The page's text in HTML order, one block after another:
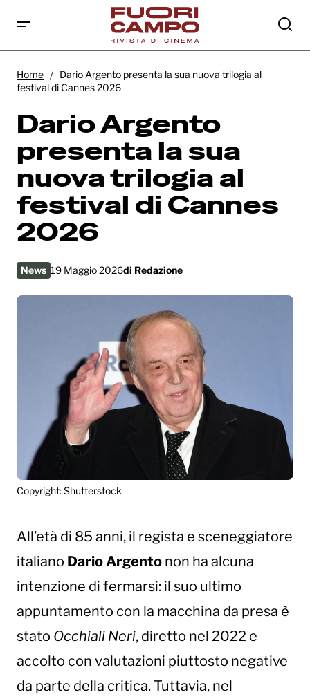
trilogia al festival di Cannes 2026
Home
Dario Argento presenta la sua nuova trilogia al
festival di Cannes 2026
Dario Argento
presenta la sua
nuova trilogia al
festival di Cannes
2026
News 19 Maggio 2026di Redazione
Copyright: Shutterstock
All’età di 85 anni, il regista e sceneggiatore
italiano Dario Argento non ha alcuna
intenzione di fermarsi: il suo ultimo
appuntamento con la macchina da presa è
stato Occhiali Neri, diretto nel 2022 e
accolto con valutazioni piuttosto negative
da parte della critica. Tuttavia, nel